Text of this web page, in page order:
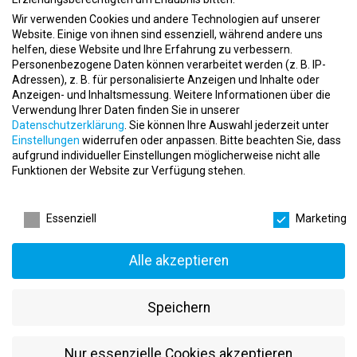
Gefährdungsbeurteilungen, Betriebsanweisungen und
Rettungskonzepten und helfen bei der Auswahl und Beschaffung
geeigneter Ausrüstungen.
Aquaworker Tauchservice
Der Aquaworker Tauchservice erweitert unser
Dienstleistungsportfolio unter die Wasseroberfläche. Unser Team
von Berufstauchern ist deutschlandweit im Einsatz und stellt
sicher, dass auch unter Wasser höchste Sicherheitsstandards
eingehalten werden.
Unser Sportstudio in Potsdam rundet das Angebot der GEFABA
für unterschiedliche Sportarten mit dem Fokus auf eine gesunde
Wir verwenden Cookies und andere Technologien auf unserer
Website. Einige von ihnen sind essenziell, während andere uns
helfen, diese Website und Ihre Erfahrung zu verbessern.
Personenbezogene Daten können verarbeitet werden (z. B. IP-
Adressen), z. B. für personalisierte Anzeigen und Inhalte oder
Anzeigen- und Inhaltsmessung. Weitere Informationen über die
Verwendung Ihrer Daten finden Sie in unserer
Datenschutzerklärung. Sie können Ihre Auswahl jederzeit unter
Einstellungen widerrufen oder anpassen. Bitte beachten Sie, dass
aufgrund individueller Einstellungen möglicherweise nicht alle
Funktionen der Website zur Verfügung stehen.
Essenziell
Marketing
Alle akzeptieren
Speichern
Nur essenzielle Cookies akzeptieren